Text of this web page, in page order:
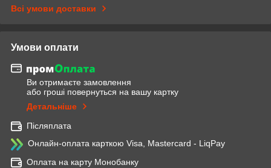
Всі умови доставки
Умови оплати
Ви отримаєте замовлення
або гроші повернуться на вашу картку
Детальніше
Післяплата
Онлайн-оплата карткою Visa, Mastercard - LiqPay
Оплата на карту Монобанку